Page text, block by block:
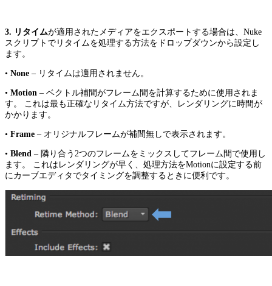
3. リタイムが適用されたメディアをエクスポートする場合は、Nuke
スクリプトでリタイムを処理する方法をドロップダウンから設定し
ます。
• None – リタイムは適用されません。
• Motion – ベクトル補間がフレーム間を計算するために使用されま
す。 これは最も正確なリタイム方法ですが、レンダリングに時間が
かかります。
• Frame – オリジナルフレームが補間無しで表示されます。
• Blend – 隣り合う2つのフレームをミックスしてフレーム間で使用し
ます。 これはレンダリングが早く、処理方法をMotionに設定する前
にカーブエディタでタイミングを調整するときに便利です。